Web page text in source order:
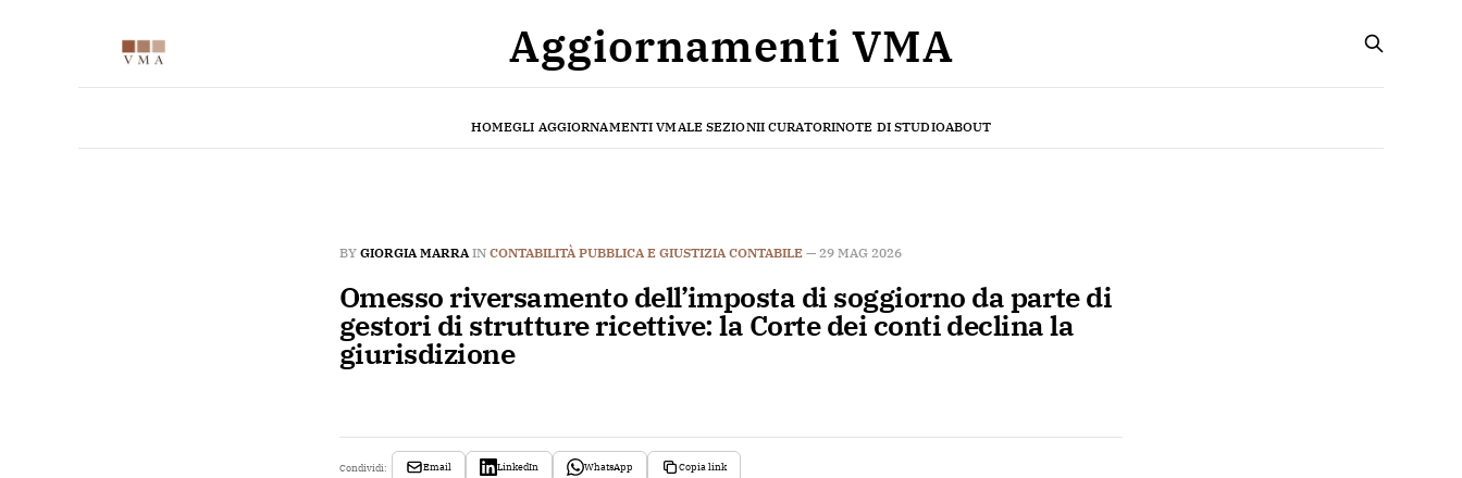
HOMEGLI AGGIORNAMENTI VMALE SEZIONII CURATORINOTE DI STUDIOABOUT
Aggiornamenti VMA
BY GIORGIA MARRAIN CONTABILITÀ PUBBLICA E GIUSTIZIA CONTABILE — 29 MAG 2026
Omesso riversamento dell’imposta di soggiorno da parte di
gestori di strutture ricettive: la Corte dei conti declina la
giurisdizione
Condividi: Email LinkedIn WhatsApp Copia link